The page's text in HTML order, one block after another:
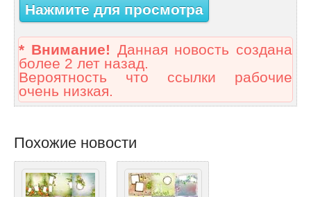
Нажмите для просмотра
* Внимание! Данная новость создана
более 2 лет назад.
Вероятность что ссылки рабочие
очень низкая.
Похожие новости